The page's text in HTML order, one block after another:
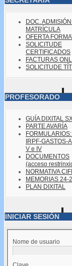
DOC.
MATRÍCULA
OFERTA
SOLICITUDE
CERTIFICADOS
FACTURAS
SOLICITUDE
PROFESORADO
GUÍA DIXITAL
PARTE AVARÍA
IRPF-GASTOS-
V e IV
DOCUMENTOS
(acceso
NORMATIVA
MEMORIAS 24-
PLAN DIXITAL
INICIAR SESIÓN
Nome de usuario